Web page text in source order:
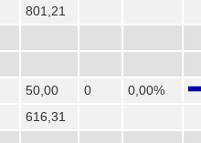
801,21
50,00 0
0,00%
616,31